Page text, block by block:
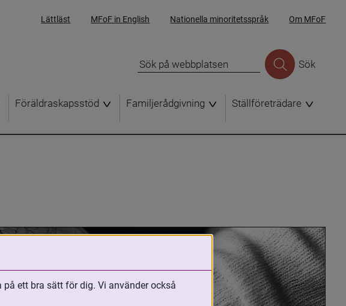
Lättläst MFoF in English Nationella minoritetsspråk Om MFoF
Sök
Föräldraskapsstöd Familjerådgivning Ställföreträdare
ett bra sätt för dig. Vi använder också